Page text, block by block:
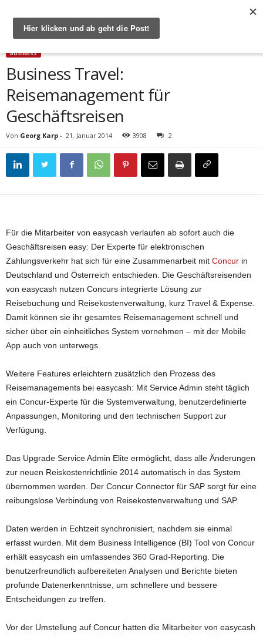
Start Business Business Travel: Reisemanagement für Geschäftsreisen
BUSINESS
Business Travel:
Reisemanagement für
Geschäftsreisen
Von Georg Karp - 21. Januar 2014 3908 2
Für die Mitarbeiter von easycash verlaufen ab sofort auch die
Geschäftsreisen easy: Der Experte für elektronischen
Zahlungsverkehr hat sich für eine Zusammenarbeit mit Concur in
Deutschland und Österreich entschieden. Die Geschäftsreisenden
von easycash nutzen Concurs integrierte Lösung zur
Reisebuchung und Reisekostenverwaltung, kurz Travel & Expense.
Damit können sie ihr gesamtes Reisemanagement schnell und
sicher über ein einheitliches System vornehmen – mit der Mobile
App auch von unterwegs.
Weitere Features erleichtern zusätzlich den Prozess des
Reisemanagements bei easycash: Mit Service Admin steht täglich
ein Concur-Experte für die Systemverwaltung, benutzerdefinierte
Anpassungen, Monitoring und den technischen Support zur
Verfügung.
Das Upgrade Service Admin Elite ermöglicht, dass alle Änderungen
zur neuen Reiskostenrichtlinie 2014 automatisch in das System
übernommen werden. Der Concur Connector für SAP sorgt für eine
reibungslose Verbindung von Reisekostenverwaltung und SAP.
Daten werden in Echtzeit synchronisiert, nachdem sie einmal
erfasst wurden. Mit dem Business Intelligence (BI) Tool von Concur
erhält easycash ein umfassendes 360 Grad-Reporting. Die
benutzerfreundlich aufbereiteten Analysen und Berichte bieten
profunde Datenerkenntnisse, um schnellere und bessere
Entscheidungen zu treffen.
Vor der Umstellung auf Concur hatten die Mitarbeiter von easycash